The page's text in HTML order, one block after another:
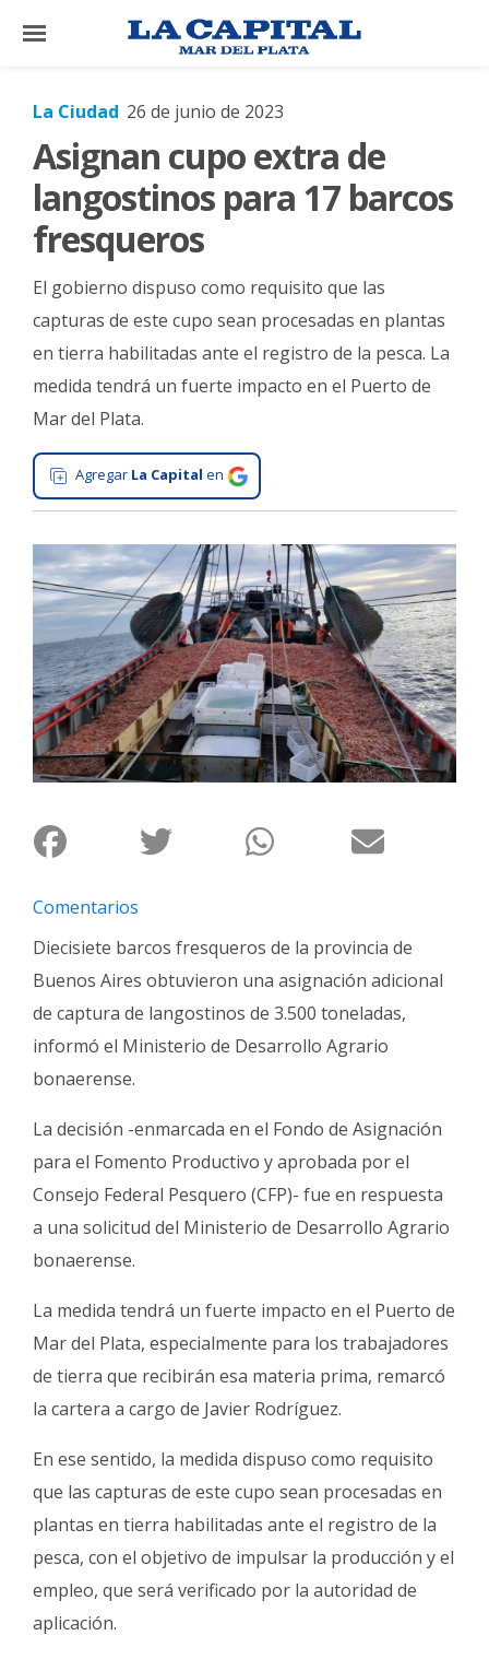
×
El
País
El
Mundo
La
Zona
Cultura
Tecnología
Salud
General
La
Ciudad
Deportes
Arte
y
Espectáculos
Policiales
Fotos
Familia
Clasificados
Fúnebres
La Ciudad 26 de junio de 2023
Asignan cupo extra de
langostinos para 17 barcos
fresqueros
El gobierno dispuso como requisito que las
capturas de este cupo sean procesadas en plantas
en tierra habilitadas ante el registro de la pesca. La
medida tendrá un fuerte impacto en el Puerto de
Mar del Plata.
Agregar La Capital en
Comentarios
Diecisiete barcos fresqueros de la provincia de
Buenos Aires obtuvieron una asignación adicional
de captura de langostinos de 3.500 toneladas,
informó el Ministerio de Desarrollo Agrario
bonaerense.
La decisión -enmarcada en el Fondo de Asignación
para el Fomento Productivo y aprobada por el
Consejo Federal Pesquero (CFP)- fue en respuesta
a una solicitud del Ministerio de Desarrollo Agrario
bonaerense.
La medida tendrá un fuerte impacto en el Puerto de
Mar del Plata, especialmente para los trabajadores
de tierra que recibirán esa materia prima, remarcó
la cartera a cargo de Javier Rodríguez.
En ese sentido, la medida dispuso como requisito
que las capturas de este cupo sean procesadas en
plantas en tierra habilitadas ante el registro de la
pesca, con el objetivo de impulsar la producción y el
empleo, que será verificado por la autoridad de
aplicación.